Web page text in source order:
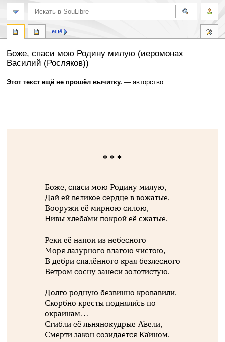
Боже, спаси мою Родину милую (иеромонах
Василий (Росляков))
Перейти
Перейти
Этот текст ещё не прошёл вычитку. — авторство
* * *
Боже, спаси мою Родину милую,
Дай ей великое сердце в вожатые,
Вооружи её мирною силою,
Нивы хлеба́ми покрой её сжатые.
Реки её напои из небесного
Моря лазурного влагою чистою,
В дебри спалённого края безлесного
Ветром сосну занеси золотистую.
Долго родную безвинно кровавили,
Скорбно кресты подняли́сь по
окраинам…
Сгибли её льнянокудрые А́вели,
Смерти закон созидается Ка́ином.
ещё